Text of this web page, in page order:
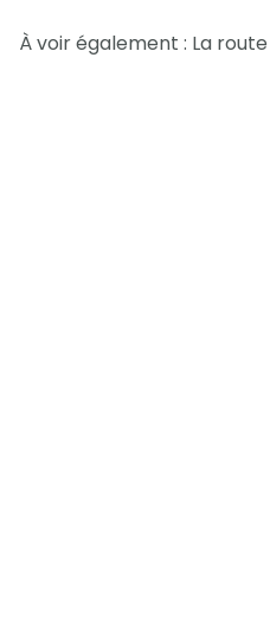
À voir également : La